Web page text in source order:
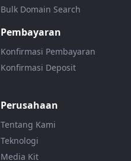
Bulk Domain Search
Pembayaran
Konfirmasi Pembayaran
Konfirmasi Deposit
Perusahaan
Tentang Kami
Teknologi
Media Kit